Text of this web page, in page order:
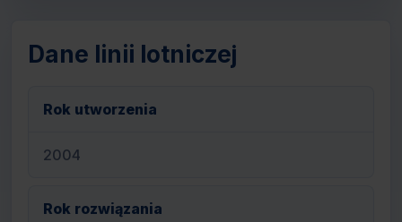
Dane linii lotniczej
Rok utworzenia
2004
Rok rozwiązania